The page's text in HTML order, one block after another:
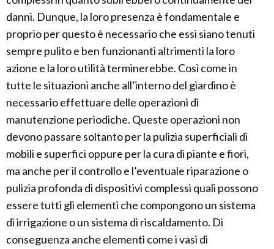
danni. Dunque, la loro presenza è fondamentale e
proprio per questo è necessario che essi siano tenuti
sempre pulito e ben funzionanti altrimenti la loro
azione e la loro utilità terminerebbe. Così come in
tutte le situazioni anche all’interno del giardino è
necessario effettuare delle operazioni di
manutenzione periodiche. Queste operazioni non
devono passare soltanto per la pulizia superficiali di
mobili e superfici oppure per la cura di piante e fiori,
ma anche per il controllo e l’eventuale riparazione o
pulizia profonda di dispositivi complessi quali possono
essere tutti gli elementi che compongono un sistema
di irrigazione o un sistema di riscaldamento. Di
conseguenza anche elementi come i vasi di